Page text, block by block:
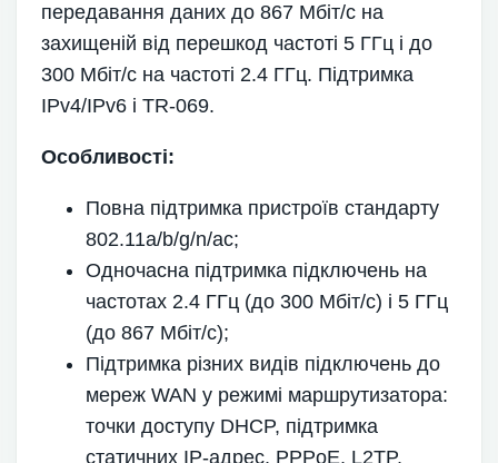
передавання даних до 867 Мбіт/с на
захищеній від перешкод частоті 5 ГГц і до
300 Мбіт/с на частоті 2.4 ГГц. Підтримка
IPv4/IPv6 і TR-069.
Особливості:
Повна підтримка пристроїв стандарту
802.11a/b/g/n/ac;
Одночасна підтримка підключень на
частотах 2.4 ГГц (до 300 Мбіт/с) і 5 ГГц
(до 867 Мбіт/с);
Підтримка різних видів підключень до
мереж WAN у режимі маршрутизатора:
точки доступу DHCP, підтримка
статичних IP-адрес, PPPoE, L2TP,